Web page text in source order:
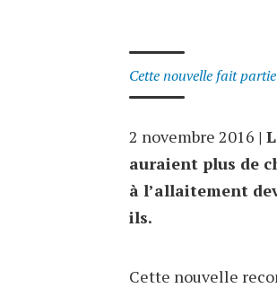
Cette nouvelle fait
2 novembre 2016 |
auraient plus de
à l’allaitement
ils.
Cette nouvelle